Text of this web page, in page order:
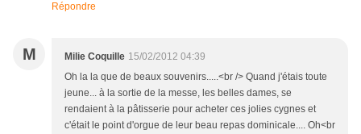
Répondre
M Milie Coquille 15/02/2012 04:39
Oh la la que de beaux souvenirs.....<br /> Quand j'étais toute
jeune... à la sortie de la messe, les belles dames, se
rendaient à la pâtisserie pour acheter ces jolies cygnes et
c'était le point d'orgue de leur beau repas dominicale.... Oh<br